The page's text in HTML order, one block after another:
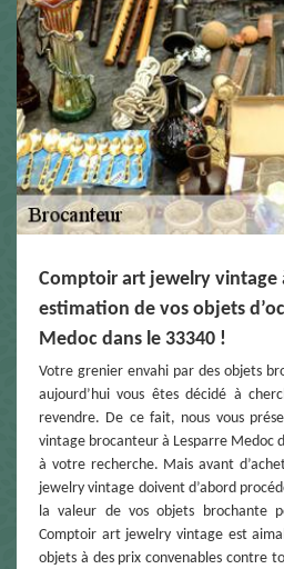
Comptoir art jewelry vintage
estimation de vos objets
Medoc dans le 33340 !
Votre grenier envahi par des objets
aujourd’hui vous êtes décidé à
revendre. De ce fait, nous vous
vintage brocanteur à Lesparre Medoc
à votre recherche. Mais avant
jewelry vintage doivent d’abord
la valeur de vos objets brochante
Comptoir art jewelry vintage est
objets à des prix convenables contre